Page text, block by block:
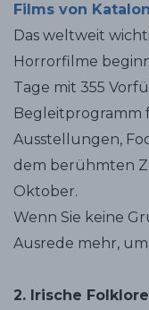
Films von
Das weltweit
Horrorfilme
Tage mit 355
Begleitprogramm
Ausstellungen,
dem berühmten
Oktober.
Wenn Sie keine
Ausrede mehr,
2. Irische Folklore